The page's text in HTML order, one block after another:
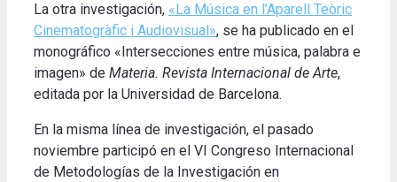
La otra investigación, «La Música en l’Aparell Teòric
Cinematogràfic i Audiovisual», se ha publicado en el
monográfico «Intersecciones entre música, palabra e
imagen» de Materia. Revista Internacional de Arte,
editada por la Universidad de Barcelona.
En la misma línea de investigación, el pasado
noviembre participó en el VI Congreso Internacional
de Metodologías de la Investigación en